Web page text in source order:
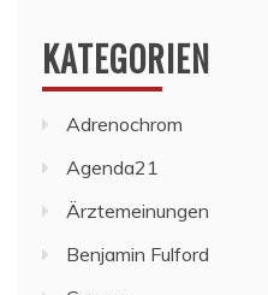
KATEGORIEN
Adrenochrom
Agenda21
Ärztemeinungen
Benjamin Fulford